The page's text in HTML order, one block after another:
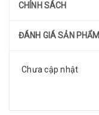
CHÍNH SÁCH
ĐÁNH GIÁ SẢN PHẨM
Chưa cập nhật